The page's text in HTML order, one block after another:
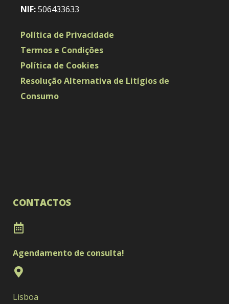
NIF:506433633
Política de Privacidade
Termos e Condições
Política de Cookies
Resolução Alternativa de Litígios de
Consumo
CONTACTOS
Agendamento de consulta!
Lisboa